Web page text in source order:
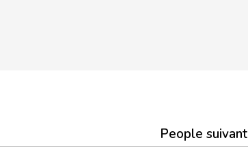
People suivant